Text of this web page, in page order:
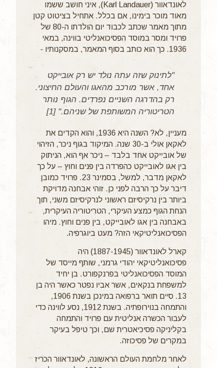
לאונדאוור (Karl Landauer), איני חושב ששמו
מאוד מוכר בימינו, אם בכלל. אתחיל בציטוט קטן
מתוך מאמר שכתב לכבוד יום הולדתו ה-80 של
פרויד ומסר במוסד הפסיכואנליטי בווינה, במאי
1936. כך הוא כותב בסוף המאמר, במסקנותיו -
"לתינוק שזה עתה נולד יש רק אובייקט
אחד, אשר מורכב מהאגו והעולם החיצוני.
רק בהדרגה השניים נפרדים. הגוף נותר
הטריטוריה המשותפת של שניהם." [1]
מעניין, לא? השנה היא 1936, והוא הקדים את
לאקאן אולי ב-30 שנה. המיקוד בגוף ניכר, הזיהוי
של אובייקט אחד בלבד – ניכר אף הוא, הניתוק
בין אגו לאובייקט כהפרדה בין פנים וחוץ – על כך
לאקאן מדבר, למשל, בסמינר 23. פרויד כמובן
דיבר על כך הרבה לפני כן. זוהי אבחנה מדויקת
ביותר בין נרקיסיזם ראשוני לנרקיסיזם משני, תוך
הנחת הגוף כמצע העיקרי, הטריטוריה העיקרית,
באבחנה בין אגו לאובייקט, בין פנים וחוץ. מיהו
הפסיכואנליטיקאי הזה? מעט ביוגרפיה.
קארל לאונדאוור (1887-1945) היה
פסיכואנליטיקאי יהודי גרמני, שותף מייסד של
המוסד הפסיכואנליטי בפרנקפורט. בן יחיד
למשפחת בנקאים, אשר אביו נפטר כאשר היה בן
13. סיים תואר ברפואה במינכן בשנת 1906,
והתמחה בנוירופתיה. בשנת 1912, נסע לווינה כדי
לעבור הכשרה אנליטית עם פרויד והתמחה
בקליניקה פסיכיאטרית שם, וכך טיפל בעיקר
במקרים של פסיכוזה.
לאחר מלחמת העולם הראשונה, לאונדאוור הכריז